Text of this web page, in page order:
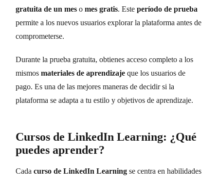
gratuita de un mes o mes gratis. Este período de prueba
permite a los nuevos usuarios explorar la plataforma antes de
comprometerse.
Durante la prueba gratuita, obtienes acceso completo a los
mismos materiales de aprendizaje que los usuarios de
pago. Es una de las mejores maneras de decidir si la
plataforma se adapta a tu estilo y objetivos de aprendizaje.
Cursos de LinkedIn Learning: ¿Qué
puedes aprender?
Cada curso de LinkedIn Learning se centra en habilidades